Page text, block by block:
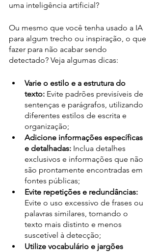
uma inteligência artificial?
Ou mesmo que você tenha usado a IA
para algum trecho ou inspiração, o que
fazer para não acabar sendo
detectado? Veja algumas dicas:
Varie o estilo e a estrutura do
texto: Evite padrões previsíveis de
sentenças e parágrafos, utilizando
diferentes estilos de escrita e
organização;
Adicione informações específicas
e detalhadas: Inclua detalhes
exclusivos e informações que não
são prontamente encontradas em
fontes públicas;
Evite repetições e redundâncias:
Evite o uso excessivo de frases ou
palavras similares, tornando o
texto mais distinto e menos
suscetível à detecção;
Utilize vocabulário e jargões